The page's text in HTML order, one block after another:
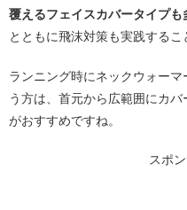
覆えるフェイスカバータイプも
とともに飛沫対策も実践するこ
ランニング時にネックウォー
う方は、首元から広範囲にカ
がおすすめですね。
スポ